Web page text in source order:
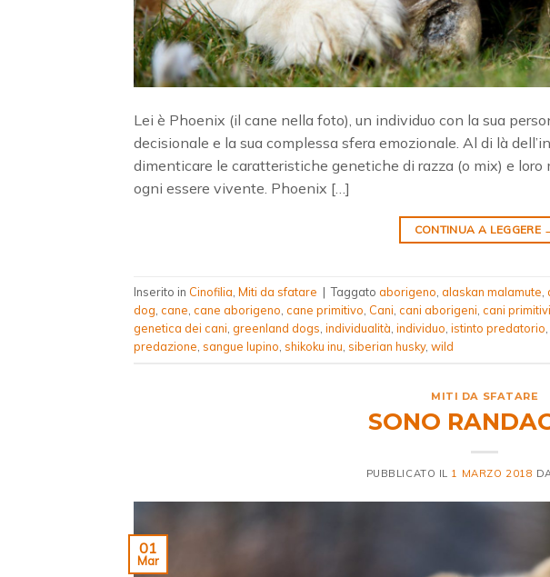
Lei è Phoenix (il cane nella foto), un individuo con la sua
decisionale e la sua complessa sfera emozionale. Al di là
dimenticare le caratteristiche genetiche di razza (o mix) e
ogni essere vivente. Phoenix […]
CONTINUA A LEGGERE
Inserito in Cinofilia Miti da sfatare | Taggato aborigeno alaskan malamute
dog cane cane aborigeno cane primitivo Cani cani aborigeni cani primitivi
genetica dei cani greenland dogs individualità individuo istinto predatorio
predazione sangue lupino shikoku inu siberian husky, wild
MITI DA SFATARE
SONO
PUBBLICATO IL 1 MARZO 2018
01
Mar